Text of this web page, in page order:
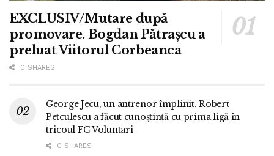
EXCLUSIV/Mutare după
promovare. Bogdan Pătrașcu a
preluat Viitorul Corbeanca
0 SHARES
George Jecu, un antrenor împlinit. Robert
Petculescu a făcut cunoștință cu prima ligă în
tricoul FC Voluntari
0 SHARES